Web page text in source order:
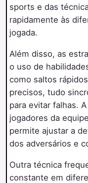
sports e das
rapidamente às
jogada.
Além disso, as
o uso de
como saltos
precisos, tudo
para evitar falhas.
jogadores da
permite ajustar a
dos adversários e
Outra técnica
constante em